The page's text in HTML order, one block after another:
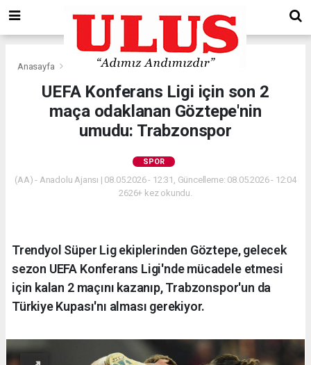
Anasayfa
UEFA Konferans Ligi için son 2
maça odaklanan Göztepe'nin
umudu: Trabzonspor
SPOR
(AA) - Anadolu Ajansı | 08.05.2026 - 12:31, Güncelleme: 08.05.2026 - 12:04
2626+ kez okundu.
Trendyol Süper Lig ekiplerinden Göztepe, gelecek
sezon UEFA Konferans Ligi'nde mücadele etmesi
için kalan 2 maçını kazanıp, Trabzonspor'un da
Türkiye Kupası'nı alması gerekiyor.